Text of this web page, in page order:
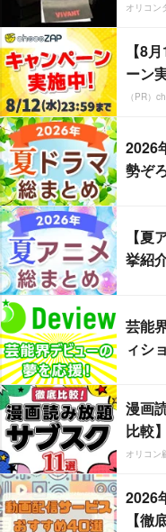
オリコン
【8
ーン
（PR）
2026
勢ぞ
【
挙紹
芸能
ィシ
漫画
比較】
オリコン
2026
【徹